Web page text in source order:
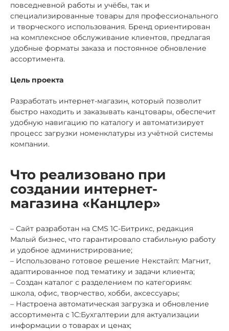
повседневной работы и учёбы, так и
специализированные товары для профессионального
и творческого использования. Бренд ориентирован
на комплексное обслуживание клиентов, предлагая
удобные форматы заказа и постоянное обновление
ассортимента.
Цель проекта
Разработать интернет-магазин, который позволит
быстро находить и заказывать канцтовары, обеспечит
удобную навигацию по каталогу и автоматизирует
процесс загрузки номенклатуры из учётной системы
компании.
Что реализовано при
создании интернет-
магазина «Канцлер»
– Сайт разработан на CMS 1С-Битрикс, редакция
Малый бизнес, что гарантировало стабильную работу
и удобное администрирование;
– Использовано готовое решение Некстайп: Магнит,
адаптированное под тематику и задачи клиента;
– Создан каталог с разделением по категориям:
школа, офис, творчество, хобби, аксессуары;
– Настроена автоматическая загрузка и обновление
ассортимента с 1С:Бухгалтерии для актуализации
информации о товарах и ценах;